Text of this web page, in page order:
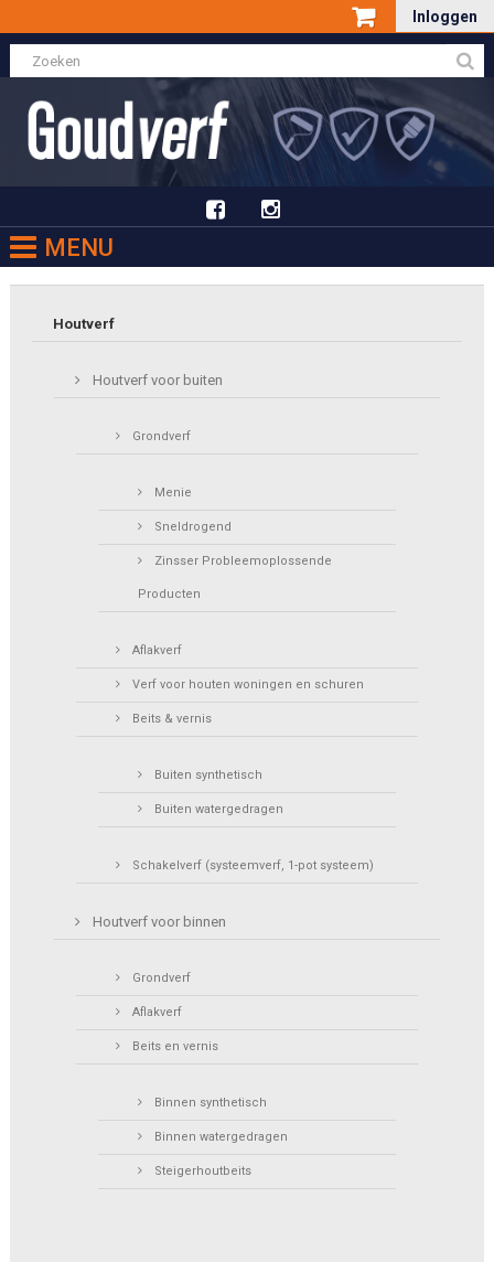
Inloggen
MENU
Houtverf
Houtverf voor buiten
Grondverf
Menie
Sneldrogend
Zinsser Probleemoplossende
Producten
Aflakverf
Verf voor houten woningen en schuren
Beits & vernis
Buiten synthetisch
Buiten watergedragen
Schakelverf (systeemverf, 1-pot systeem)
Houtverf voor binnen
Grondverf
Aflakverf
Beits en vernis
Binnen synthetisch
Binnen watergedragen
Steigerhoutbeits